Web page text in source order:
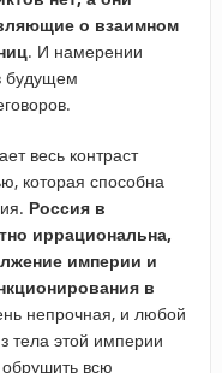
о взаимном
. И намерении
будущем
весь контраст
которая способна
Россия в
иррациональна,
империи и
в
непрочная, и любой
тела этой империи
всю